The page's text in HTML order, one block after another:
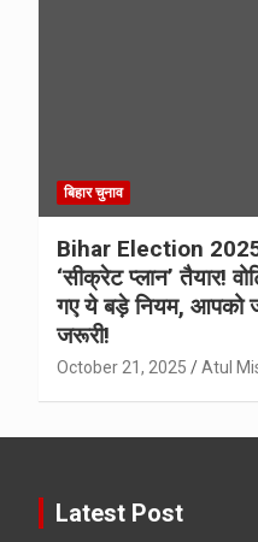
बिहार चुनाव
Bihar Election
‘सीक्रेट प्लान’ तैयार!
गए ये बड़े नियम, आपको
जरूरी!
October 21, 2025 Atul
Latest Post